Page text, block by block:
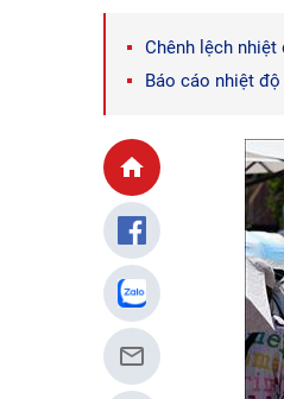
Chênh lệch
Báo cáo nhiệt